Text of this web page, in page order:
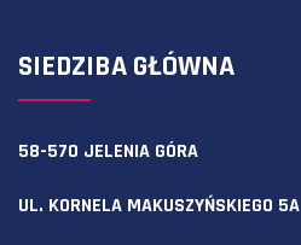
SIEDZIBA GŁÓWNA
58-570 JELENIA GÓRA
UL. KORNELA MAKUSZYŃSKIEGO 5A